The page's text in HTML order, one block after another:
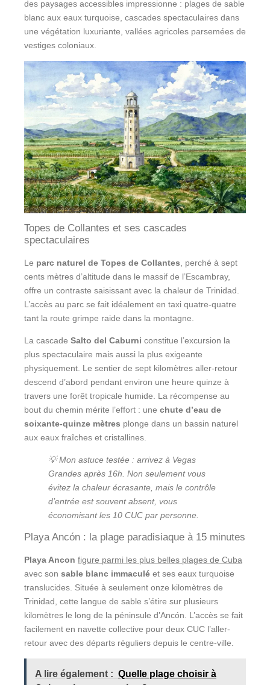
des paysages accessibles impressionne : plages de sable
blanc aux eaux turquoise, cascades spectaculaires dans
une végétation luxuriante, vallées agricoles parsemées de
vestiges coloniaux.
Topes de Collantes et ses cascades
spectaculaires
Le parc naturel de Topes de Collantes , perché à sept
cents mètres d’altitude dans le massif de l’Escambray,
offre un contraste saisissant avec la chaleur de Trinidad.
L’accès au parc se fait idéalement en taxi quatre-quatre
tant la route grimpe raide dans la montagne.
La cascade Salto del Caburni constitue l’excursion la
plus spectaculaire mais aussi la plus exigeante
physiquement. Le sentier de sept kilomètres aller-retour
descend d’abord pendant environ une heure quinze à
travers une forêt tropicale humide. La récompense au
bout du chemin mérite l’effort : une chute d’eau de
soixante-quinze mètres plonge dans un bassin naturel
aux eaux fraîches et cristallines.
💡 Mon astuce testée : arrivez à Vegas
Grandes après 16h. Non seulement vous
évitez la chaleur écrasante, mais le contrôle
d’entrée est souvent absent, vous
économisant les 10 CUC par personne.
Playa Ancón : la plage paradisiaque à 15 minutes
Playa Ancon figure parmi les plus belles plages de Cuba
avec son sable blanc immaculé et ses eaux turquoise
translucides. Située à seulement onze kilomètres de
Trinidad, cette langue de sable s’étire sur plusieurs
kilomètres le long de la péninsule d’Ancón. L’accès se fait
facilement en navette collective pour deux CUC l’aller-
retour avec des départs réguliers depuis le centre-ville.
A lire également : Quelle plage choisir à